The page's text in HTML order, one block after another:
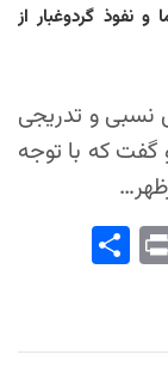
نفوذ گردوغبار از
نسبی و تدریجی
گفت که با توجه
Pri